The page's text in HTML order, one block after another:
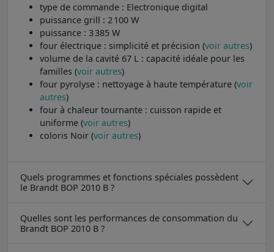
type de commande : Electronique digital
puissance grill : 2 100 W
puissance : 3 385 W
four électrique : simplicité et précision (voir autres)
volume de la cavité 67 L : capacité idéale pour les
familles (voir autres)
four pyrolyse : nettoyage à haute température (voir
autres)
four à chaleur tournante : cuisson rapide et
uniforme (voir autres)
coloris Noir (voir autres)
Quels programmes et fonctions spéciales possèdent
le Brandt BOP 2010 B ?
Quelles sont les performances de consommation du
Brandt BOP 2010 B ?